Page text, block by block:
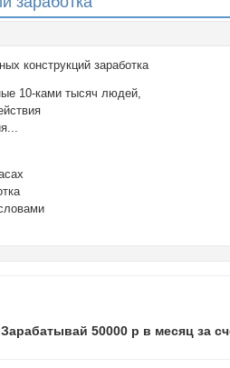
конструкций заработка
10-ками тысяч людей,
Зарабатывай 50000 р в месяц за